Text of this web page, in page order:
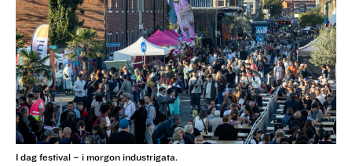
I dag festival – i morgon industrigata.